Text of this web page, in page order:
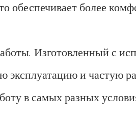
обеспечивает более
Изготовленный с
эксплуатацию и частую
в самых разных